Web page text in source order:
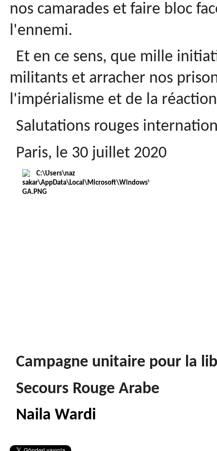
nos camarades et faire bloc
l'ennemi.
Et en ce sens, que mille
militants et arracher nos
l'impérialisme et de la
Salutations rouges
Paris, le 30 juillet 2020
Campagne unitaire pour la
Secours Rouge Arabe
Naila Wardi